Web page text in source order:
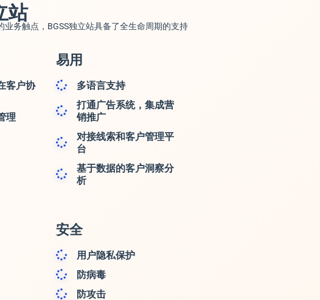
站
业务触点，BGSS独立站具备了全生命周期的支持
客户协
理
易用
多语言支持
打通广告系统，集成营
销推广
对接线索和客户管理平
台
基于数据的客户洞察分
析
安全
用户隐私保护
防病毒
防攻击